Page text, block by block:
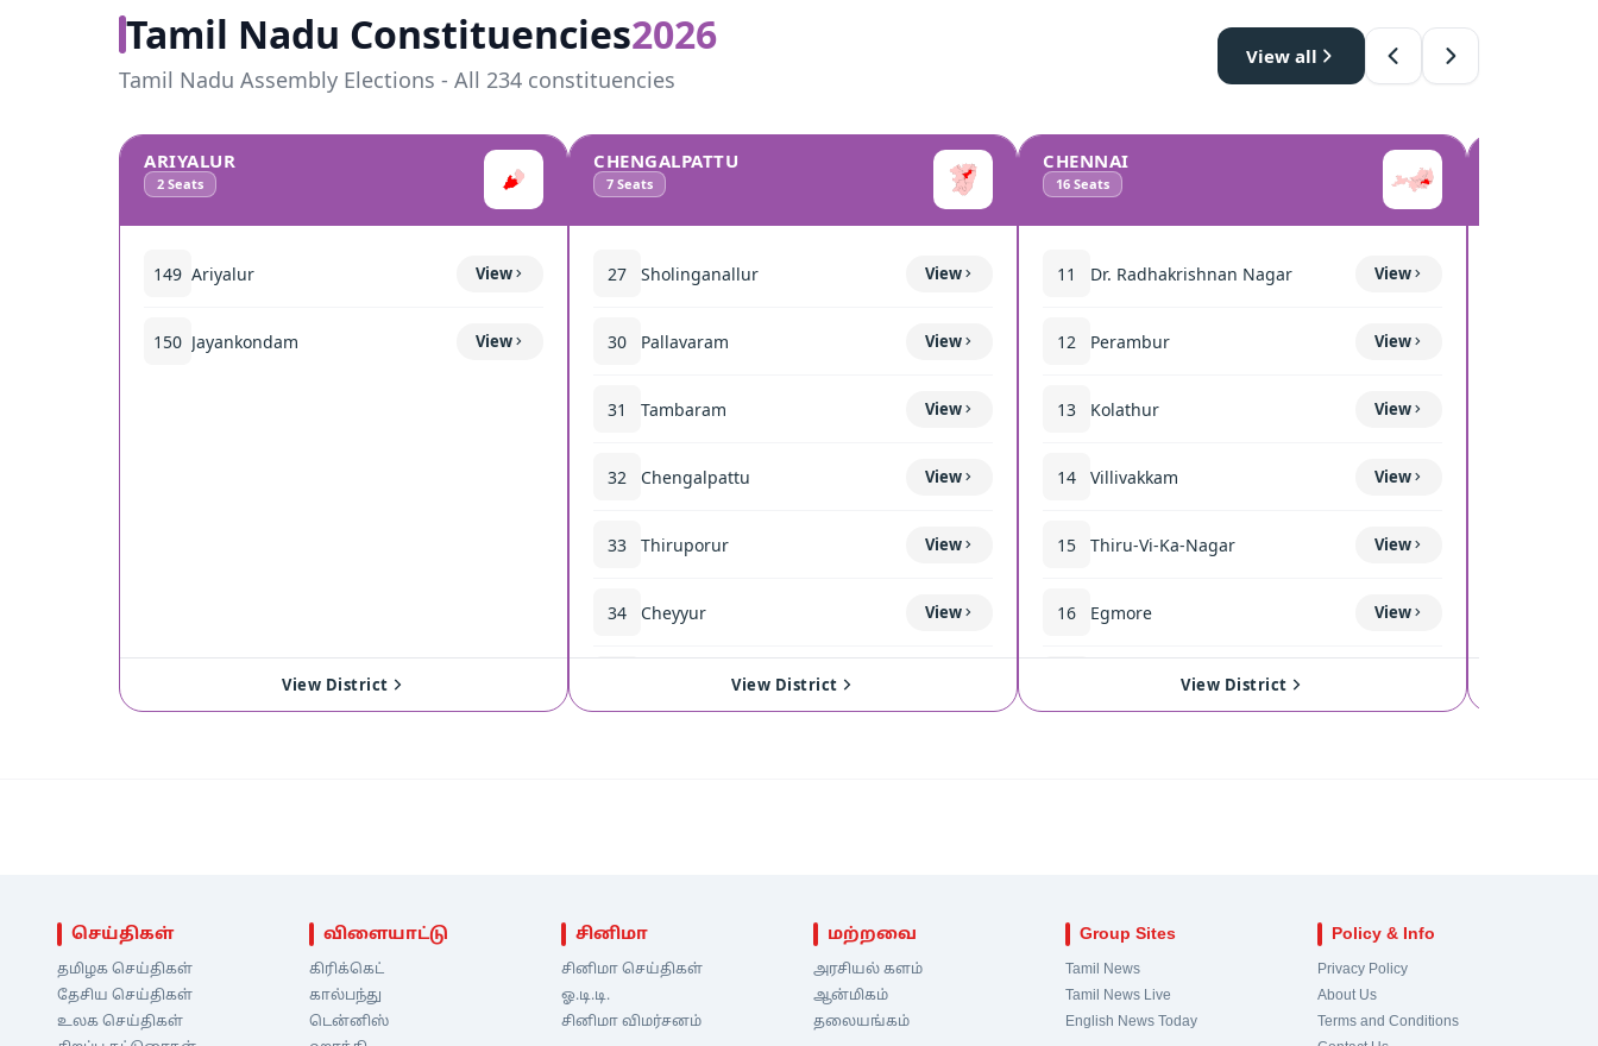
Tamil Nadu Constituencies2026
Tamil Nadu Assembly Elections - All 234 constituencies
View all
ARIYALUR
2 Seats
149 Ariyalur View
150 Jayankondam View
View District
CHENGALPATTU
7 Seats
27 Sholinganallur View
30 Pallavaram View
31 Tambaram View
32 Chengalpattu View
33 Thiruporur View
34 Cheyyur View
MadurantakamView District
CHENNAI
16 Seats
11 Dr. Radhakrishnan Nagar View
12 Perambur View
13 Kolathur View
14 Villivakkam View
15 Thiru-Vi-Ka-Nagar View
16 Egmore View
Royapuram
21
22 Virugampakkam View
View District
செய்திகள்
தமிழக செய்திகள்
தேசிய செய்திகள்
உலக செய்திகள்
விளையாட்டு
கிரிக்கெட்
கால்பந்து
டென்னிஸ்
சினிமா
சினிமா செய்திகள்
ஓ.டி.டி.
சினிமா விமர்சனம்
மற்றவை
அரசியல் களம்
ஆன்மிகம்
தலையங்கம்
Group Sites
Tamil News
Tamil News Live
English News Today
Policy & Info
Privacy Policy
About Us
Terms and Conditions